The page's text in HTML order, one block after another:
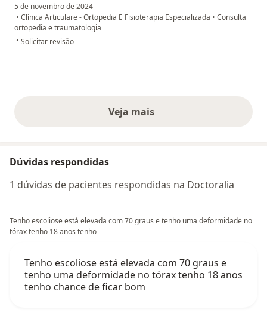
5 de novembro de 2024
• Clínica Articulare - Ortopedia E Fisioterapia Especializada • Consulta
ortopedia e traumatologia
• na opinião do utilizador Crissia Pardauil
Solicitar revisão
Veja maisopiniões acima
Dúvidas respondidas
1 dúvidas de pacientes respondidas na Doctoralia
Tenho escoliose está elevada com 70 graus e tenho uma deformidade no
tórax tenho 18 anos tenho
Tenho escoliose está elevada com 70 graus e
tenho uma deformidade no tórax tenho 18 anos
tenho chance de ficar bom